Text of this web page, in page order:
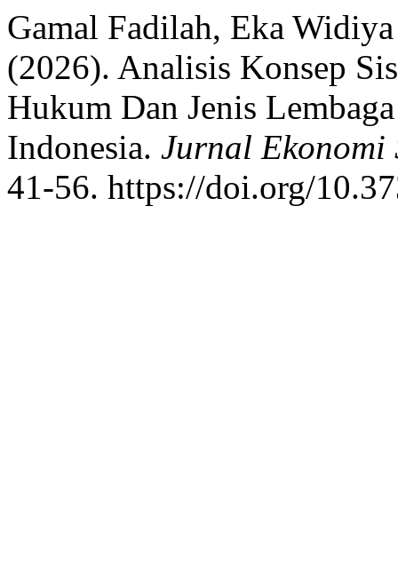
Gamal Fadilah, Eka
(2026). Analisis Konsep
Hukum Dan Jenis
Indonesia. Jurnal Ekonomi
41-56. https://doi.org/